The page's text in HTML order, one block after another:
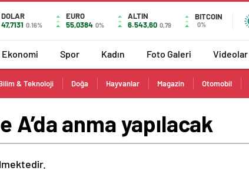
DOLAR
47,7131 0.16%
EURO
55,0384 0%
ALTIN
6.543,60 0,79
BITCOIN
0%
Ekonomi Spor Kadın Foto Galeri Videolar
& Teknoloji Doğa Hayvanlar Magazin Otomobil
anma yapılacak